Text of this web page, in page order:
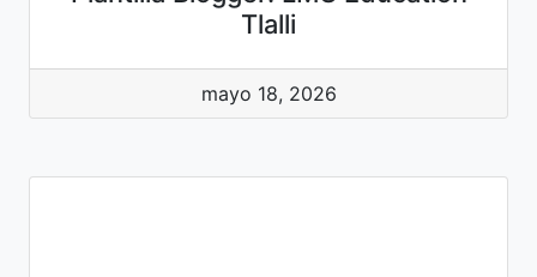
Tlalli
mayo 18, 2026